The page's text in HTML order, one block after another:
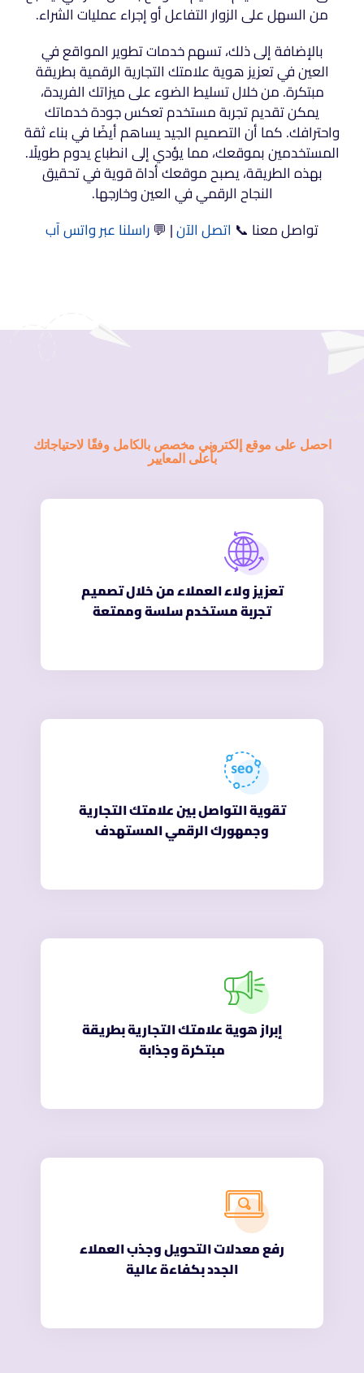
من السهل على الزوار التفاعل أو إجراء عمليات الشراء.
بالإضافة إلى ذلك، تسهم خدمات تطوير المواقع في
العين في تعزيز هوية علامتك التجارية الرقمية بطريقة
مبتكرة. من خلال تسليط الضوء على ميزاتك الفريدة،
يمكن تقديم تجربة مستخدم تعكس جودة خدماتك
واحترافك. كما أن التصميم الجيد يساهم أيضًا في بناء ثقة
المستخدمين بموقعك، مما يؤدي إلى انطباع يدوم طويلًا.
بهذه الطريقة، يصبح موقعك أداة قوية في تحقيق
النجاح الرقمي في العين وخارجها.
تواصل معنا 📞 اتصل الآن| 💬راسلنا عبر واتس آب
احصل على موقع إلكتروني مخصص بالكامل وفقًا لاحتياجاتك
بأعلى المعايير
تعزيز ولاء العملاء من خلال تصميم
تجربة مستخدم سلسة وممتعة
تقوية التواصل بين علامتك التجارية
وجمهورك الرقمي المستهدف
إبراز هوية علامتك التجارية بطريقة
مبتكرة وجذابة
رفع معدلات التحويل وجذب العملاء
الجدد بكفاءة عالية